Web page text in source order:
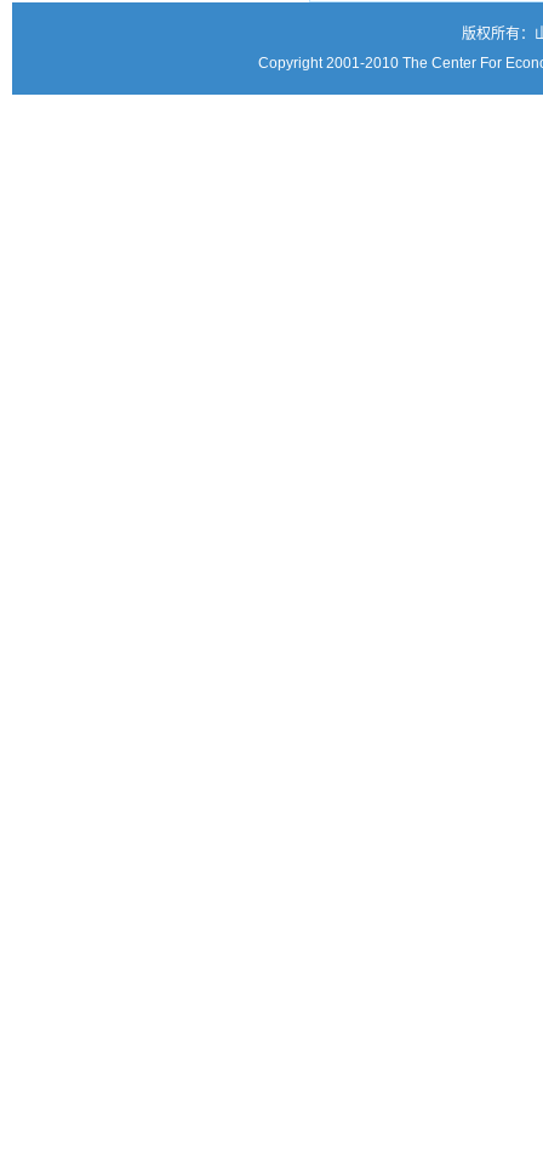
版权所有：
Copyright 2001-2010 The Center For